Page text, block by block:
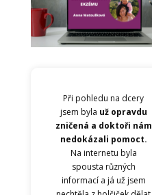
Při pohledu na dcery
jsem byla už opravdu
zničená a doktoři nám
nedokázali pomoct.
Na internetu byla
spousta různých
informací a já už jsem